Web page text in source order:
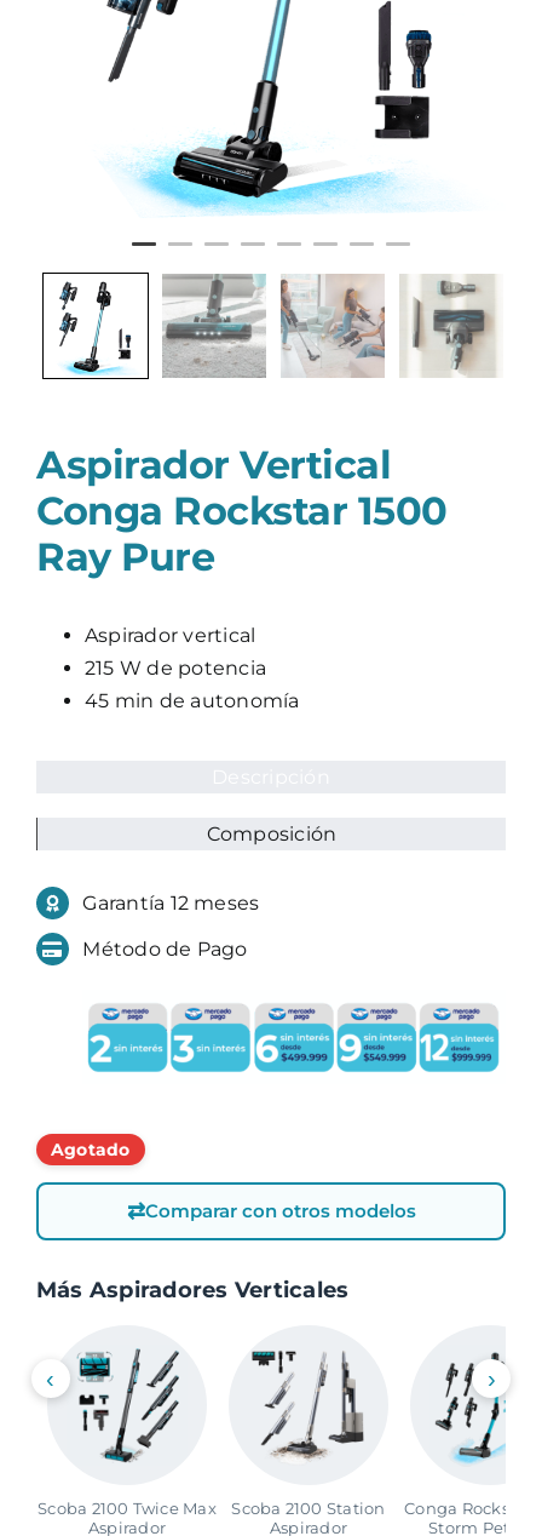
Aspirador Vertical
Conga Rockstar 1500
Ray Pure
Aspirador vertical
215 W de potencia
45 min de autonomía
Composición
Garantía 12 meses
Método de Pago
⇄Comparar con otros modelos
Más Aspiradores Verticales
‹
Scoba 2100 Twice Max
Aspirador
Scoba 2100 Station
Aspirador
Conga Rockstar
Storm Pet
›